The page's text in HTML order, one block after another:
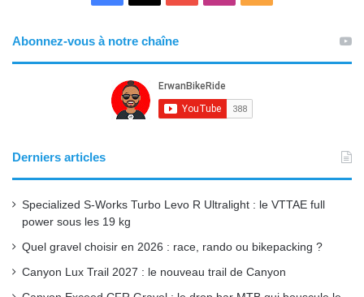
e
b
o
k
T
u
e
a
r
m
Abonnez-vous à notre chaîne
Derniers articles
Specialized S-Works Turbo Levo R Ultralight : le VTTAE full
power sous les 19 kg
Quel gravel choisir en 2026 : race, rando ou bikepacking ?
Canyon Lux Trail 2027 : le nouveau trail de Canyon